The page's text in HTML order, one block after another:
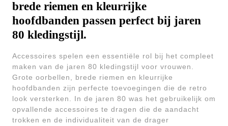
brede riemen en kleurrijke
hoofdbanden passen perfect bij jaren
80 kledingstijl.
Accessoires spelen een essentiële rol bij het compleet
maken van de jaren 80 kledingstijl voor vrouwen.
Grote oorbellen, brede riemen en kleurrijke
hoofdbanden zijn perfecte toevoegingen die de retro
look versterken. In de jaren 80 was het gebruikelijk om
opvallende accessoires te dragen die de aandacht
trokken en de individualiteit van de drager